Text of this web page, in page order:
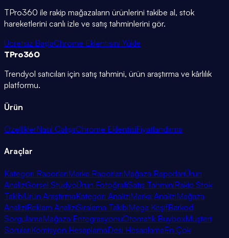
TPro360 ile rakip mağazaların ürünlerini takibe al, stok
hareketlerini canlı izle ve satış tahminlerini gör.
Ücretsiz BaşlaChrome Eklentisini Yükle
TPro360
Trendyol satıcıları için satış tahmini, ürün araştırma ve kârlılık
platformu.
Ürün
ÖzelliklerNasıl ÇalışırChrome EklentisiFiyatlandırma
Araçlar
Kategori RaporlarıMarka RaporlarıMağaza RaporlarıÜrün
AnalizGörsel StüdyoÜrün FotoğrafıSatış TahminiRakip Stok
TakibiÜrün AraştırmaKategori AnaliziMarka AnaliziMağaza
AnaliziReklam AnaliziSıralama TakibiMega KeşifBarkod
SorgulamaMağaza EntegrasyonuOtomatik BuyboxMüşteri
SorularıKomisyon HesaplamaDesi HesaplamaEn Çok